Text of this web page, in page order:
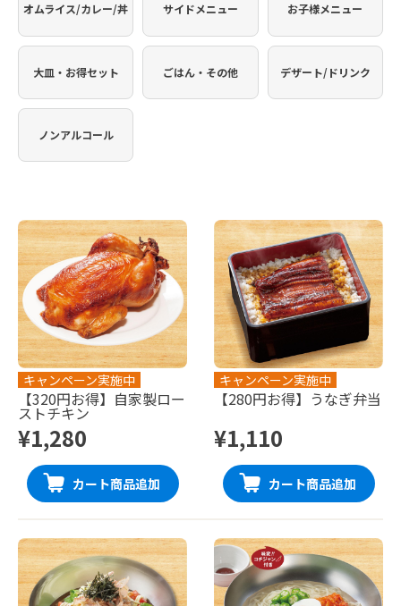
オムライス/カレー/丼 サイドメニュー お子様メニュー
大皿・お得セット ごはん・その他 デザート/ドリンク
ノンアルコール
キャンペーン実施中
【320円お得】自家製ロー
ストチキン
¥1,280
カート商品追加
キャンペーン実施中
【280円お得】うなぎ弁当
¥1,110
カート商品追加